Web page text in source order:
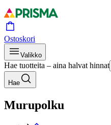
Ostoskori
Valikko
Hae tuotteita – aina halvat hinnat
Hae
Murupolku